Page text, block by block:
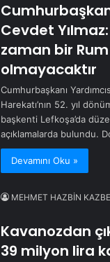
Cevdet Yılmaz:
zaman bir Rum
olmayacaktır
Cumhurbaşkanı
Harekatı’nın 52. yıl
başkenti Lefkoşa’da
açıklamalarda bulundu.
Devamını Oku »
MEHMET HAZBİN
Kavanozdan
39 milyon lira